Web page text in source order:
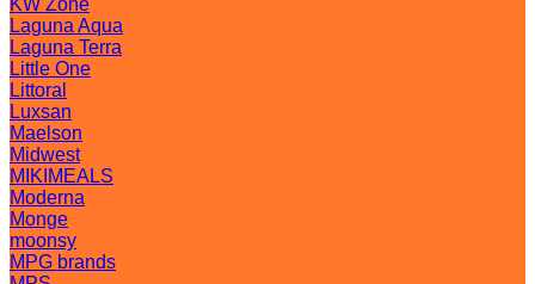
KW Zone
Laguna Aqua
Laguna Terra
Little One
Littoral
Luxsan
Maelson
Midwest
MIKIMEALS
Moderna
Monge
moonsy
MPG brands